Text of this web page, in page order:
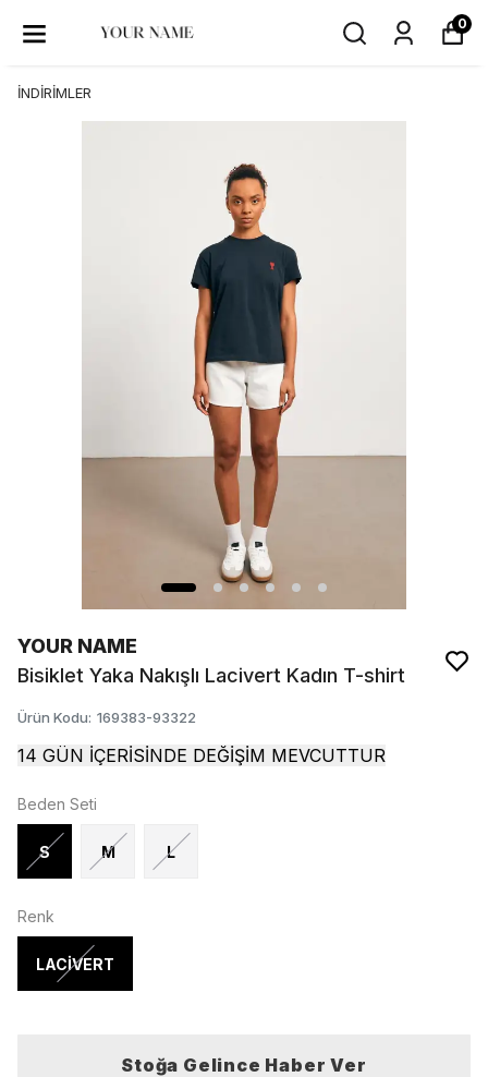
0
İNDİRİMLER
YOUR NAME
Bisiklet Yaka Nakışlı Lacivert Kadın T-shirt
Ürün Kodu: 169383-93322
14 GÜN İÇERİSİNDE DEĞİŞİM MEVCUTTUR
Beden Seti
S M L
Renk
LACİVERT
Stoğa Gelince Haber Ver